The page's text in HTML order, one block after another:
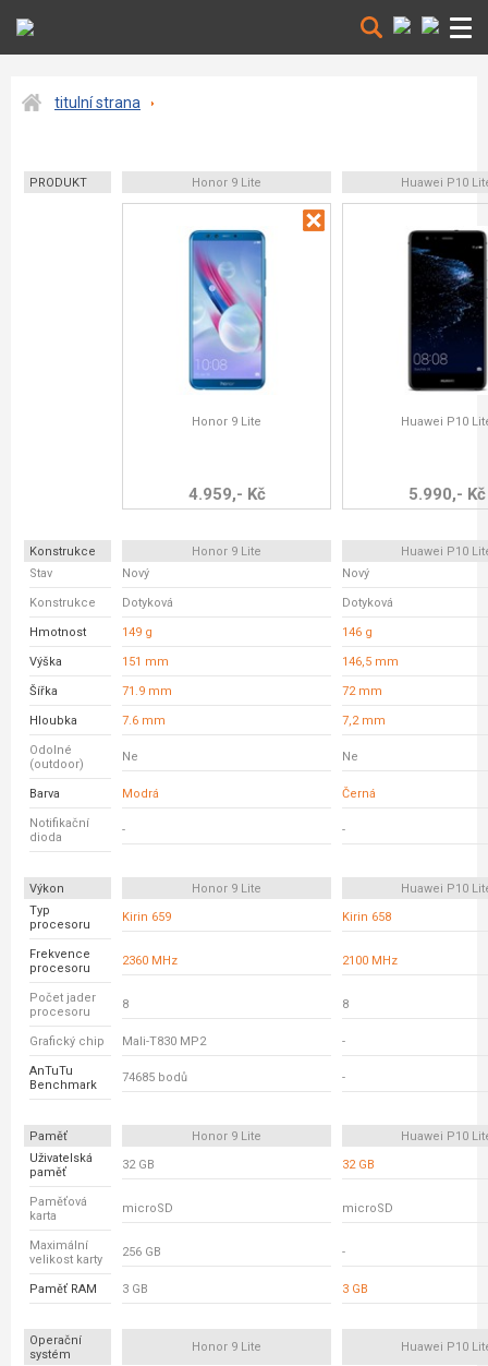
titulní strana
PRODUKT Honor 9 Lite Huawei P10
Honor 9 Lite
4.959,- Kč
Huawei P10
5.990,- Kč
Konstrukce Honor 9 Lite
Huawei P10
Stav
Nový Nový
Konstrukce Dotyková Dotyková
Hmotnost 149 g 146 g
Výška 151 mm 146,5 mm
Šířka 71.9 mm 72 mm
Hloubka 7.6 mm 7,2 mm
Odolné
(outdoor)
Ne Ne
Barva Modrá Černá
Notifikační
dioda
- -
Výkon Honor 9 Lite
Huawei P10
Typ
procesoru
Kirin 659 Kirin 658
Frekvence
procesoru
2360 MHz 2100 MHz
Počet jader
procesoru
8 8
Grafický chip Mali-T830 MP2 -
AnTuTu
Benchmark
74685 bodů -
Paměť Honor 9 Lite
Huawei P10
Uživatelská
paměť
32 GB 32 GB
Paměťová
karta
microSD microSD
Maximální
velikost karty
256 GB -
Paměť RAM 3 GB 3 GB
Operační
systém
Honor 9 Lite Huawei P10